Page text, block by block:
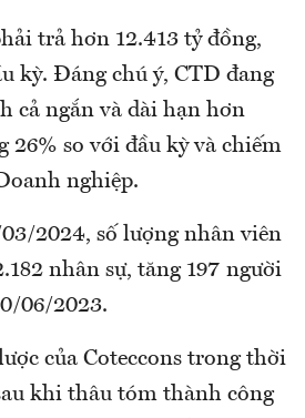
trả hơn 12.413 tỷ đồng,
kỳ. Đáng chú ý, CTD đang
cả ngắn và dài hạn hơn
26% so với đầu kỳ và chiếm
nghiệp.
2024, số lượng nhân viên
nhân sự, tăng 197 người
06/2023.
của Coteccons trong thời
khi thâu tóm thành công